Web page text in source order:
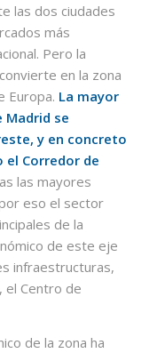
las dos ciudades
más
Pero la
en la zona
Europa. La mayor
se
y en concreto
Corredor de
las mayores
eso el sector
de la
de este eje
infraestructuras,
el Centro de
de la zona ha